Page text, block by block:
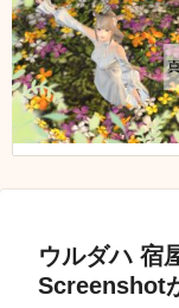
ウルダハ 宿
Screenshot